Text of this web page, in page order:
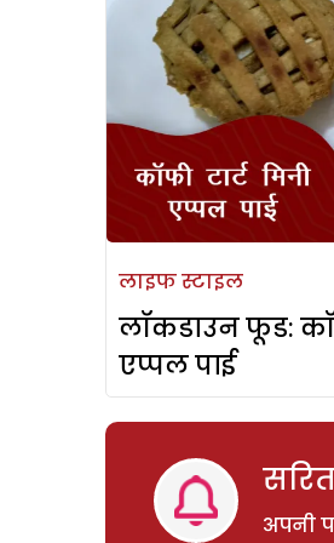
लाइफ स्टाइल
लॉकडाउन फूड:
एप्पल पाई
अपनी